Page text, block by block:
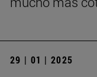
29 | 01 | 2025